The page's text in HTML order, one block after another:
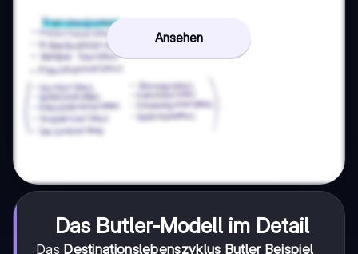
Ansehen
Das Butler-Modell im Detail
Das Destinationslebenszyklus Butler Beispiel